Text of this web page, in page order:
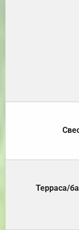
Терраса/